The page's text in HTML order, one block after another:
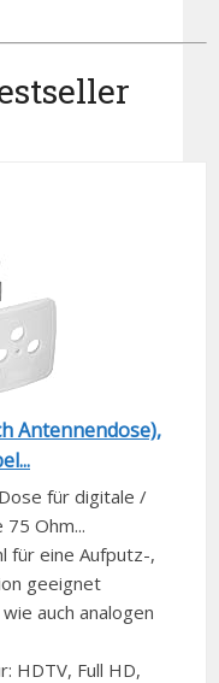
Antennendose),
für digitale /
Ohm...
für eine Aufputz-,
geeignet
auch analogen
HDTV, Full HD,